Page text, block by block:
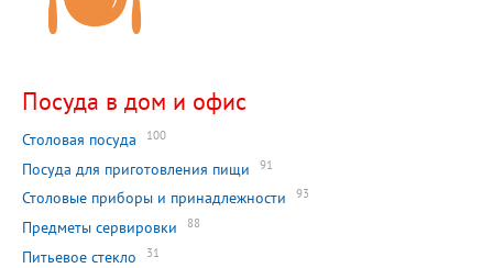
Посуда в дом и офис
Столовая посуда 100
Посуда для приготовления пищи 91
Столовые приборы и принадлежности 93
Предметы сервировки 88
Питьевое стекло 31